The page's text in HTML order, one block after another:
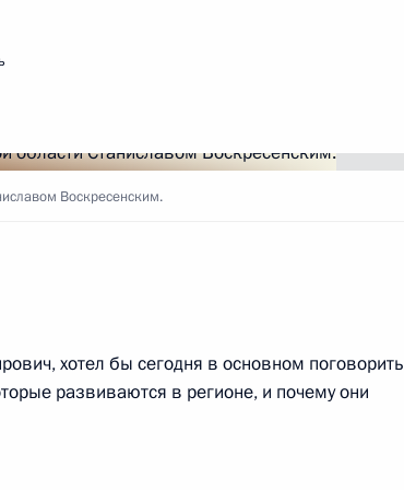
область
области Станиславом
Воскресенским.
хотел бы сегодня в основном поговорить
развиваются в регионе, и почему они